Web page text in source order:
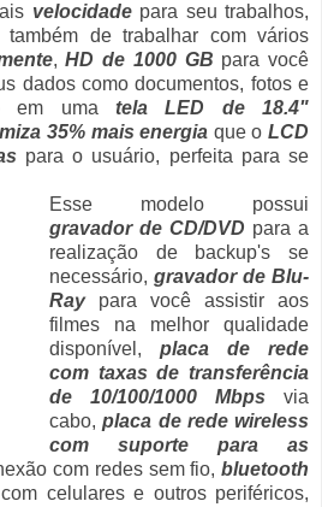
velocidadepara seu trabalhos,
de trabalhar com vários
,HD de 1000 GB para você
dados como documentos, fotos e
em uma tela LED de 18.4"
35% mais energia que o LCD
para o usuário, perfeita para se
Esse modelo possui
gravador de CD/DVD para a
realização de backup's se
necessário, gravador de Blu-
Raypara você assistir aos
filmes na melhor qualidade
disponível, placa de rede
com taxas de transferência
de 10/100/1000 Mbps via
cabo,placa de rede wireless
com suporte para as
com redes sem fio, bluetooth
celulares e outros periféricos,